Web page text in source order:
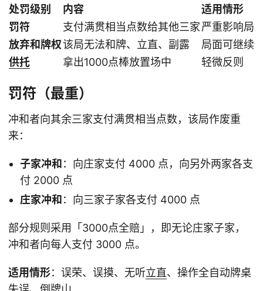
处罚级别 内容
适用情形
罚符
支付满贯相当点数给其他三家严重影响局
放弃和牌权该局无法和牌、立直、副露
局面可继续
供托
拿出1000点棒放置场中 轻微反则
罚符（最重）
冲和者向其余三家支付满贯相当点数，该局作废重
来：
子家冲和 ：向庄家支付 4000 点，向另外两家各支
付 2000 点
庄家冲和 ：向三家子家各支付 4000 点
部分规则采用「3000点全赔」，即无论庄家子家，
冲和者向每人支付 3000 点。
适用情形：误荣、误摸、无听立直、操作全自动牌桌